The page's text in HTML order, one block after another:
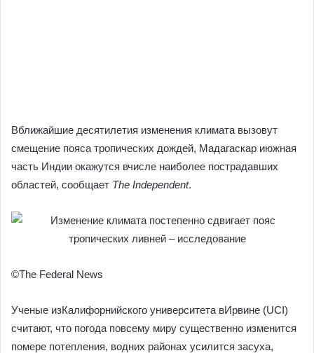
Вближайшие десятилетия изменения климата вызовут
смещение пояса тропических дождей, Мадагаскар июжная
часть Индии окажутся вчисле наиболее пострадавших
областей, сообщает The Independent.
©The Federal News
Ученые изКалифорнийского университета вИрвине (UCI)
считают, что погода повсему миру существенно изменится
помере потепления, водних районах усилится засуха,